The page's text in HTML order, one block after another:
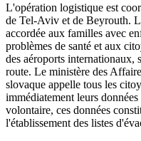
L'opération logistique est
de Tel-Aviv et de Beyrouth.
accordée aux familles avec
problèmes de santé et aux
des aéroports internationaux,
route. Le ministère des
slovaque appelle tous les
immédiatement leurs
volontaire, ces données
l'établissement des listes